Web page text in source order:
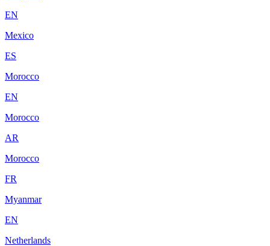
EN
Mexico
ES
Morocco
EN
Morocco
AR
Morocco
FR
Myanmar
EN
Netherlands